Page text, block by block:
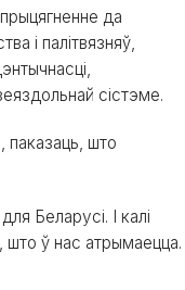
да
і палітвязняў,
сістэме.
што
Беларусі. І калі
што ў нас атрымаецца.